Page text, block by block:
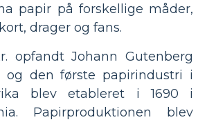
papir på forskellige måder,
drager og fans.
opfandt Johann Gutenberg
og den første papirindustri i
blev etableret i 1690 i
Papirproduktionen blev